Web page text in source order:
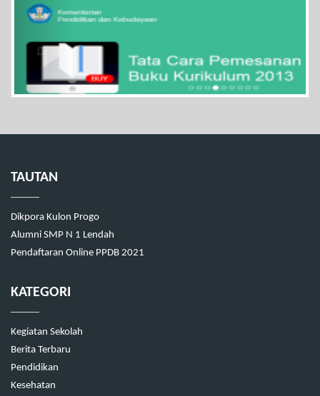
TAUTAN
Dikpora Kulon Progo
Alumni SMP N 1 Lendah
Pendaftaran Online PPDB 2021
KATEGORI
Kegiatan Sekolah
Berita Terbaru
Pendidikan
Kesehatan